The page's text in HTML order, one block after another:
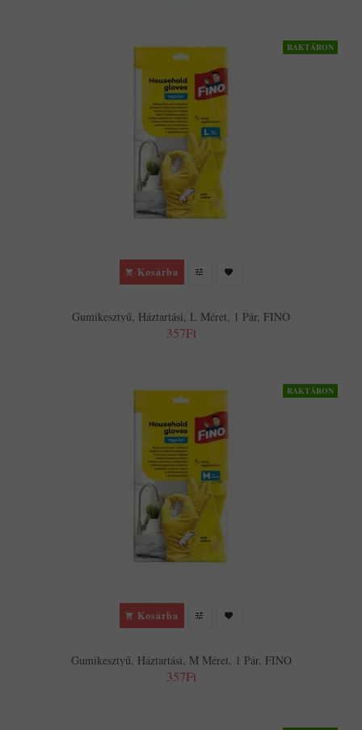
RAKTÁRON
Kosárba
Gumikesztyű, Háztartási, L Méret, 1 Pár, FINO
357Ft
RAKTÁRON
Kosárba
Gumikesztyű, Háztartási, M Méret, 1 Pár, FINO
357Ft